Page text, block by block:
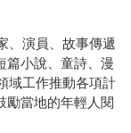
、演員、故事傳遞
篇小說、童詩、漫
域工作推動各項計
勵當地的年輕人閱